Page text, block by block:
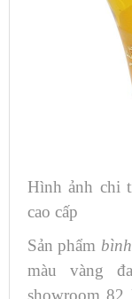
Hình ảnh chi
cao cấp
Sản phẩm
màu vàng